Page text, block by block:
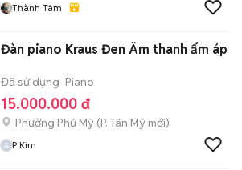
Thành Tâm
Đàn piano Kraus Đen Âm thanh ấm áp
Đã sử dụng Piano
15.000.000 đ
Phường Phú Mỹ (P. Tân Mỹ mới)
P Kim